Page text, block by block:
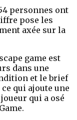
personnes ont
pose les
axée sur la
game est
dans une
et le brief
qui ajoute une
qui a osé